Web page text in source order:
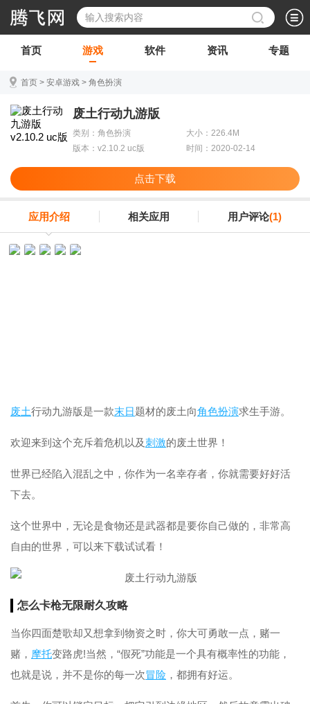
首页 游戏 软件 资讯 专题
首页 > 安卓游戏 > 角色扮演
废土行动九游版
类别：角色扮演
大小：226.4M
版本：v2.10.2 uc版
时间：2020-02-14
点击下载
应用介绍 相关应用 用户评论(1)
废土行动九游版是一款末日题材的废土向角色扮演求生手游。
欢迎来到这个充斥着危机以及刺激的废土世界！
世界已经陷入混乱之中，你作为一名幸存者，你就需要好好活
下去。
这个世界中，无论是食物还是武器都是要你自己做的，非常高
自由的世界，可以来下载试试看！
怎么卡枪无限耐久攻略
当你四面楚歌却又想拿到物资之时，你大可勇敢一点，赌一
赌， 摩托变路虎!当然，“假死”功能是一个具有概率性的功能，
也就是说，并不是你的每一次冒险 ，都拥有好运。